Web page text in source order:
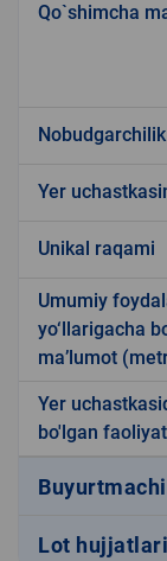
Qo`shimcha
Yer
Unikal raqami
Umumiy
yo‘llarigacha
ma’lumot
Yer
bo'lgan
Lot hujjatlari